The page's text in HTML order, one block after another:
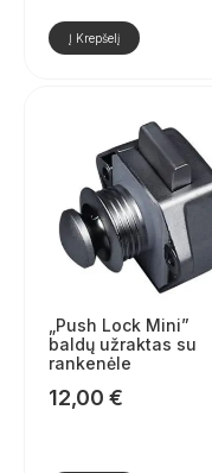
Į Krepšelį
„Push Lock Mini”
baldų užraktas su
rankenėle
12,00 €